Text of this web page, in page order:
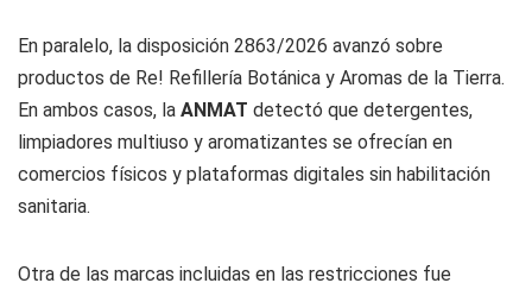
En paralelo, la disposición 2863/2026 avanzó sobre
productos de Re! Refillería Botánica y Aromas de la Tierra.
En ambos casos, la ANMAT detectó que detergentes,
limpiadores multiuso y aromatizantes se ofrecían en
comercios físicos y plataformas digitales sin habilitación
sanitaria.
Otra de las marcas incluidas en las restricciones fue